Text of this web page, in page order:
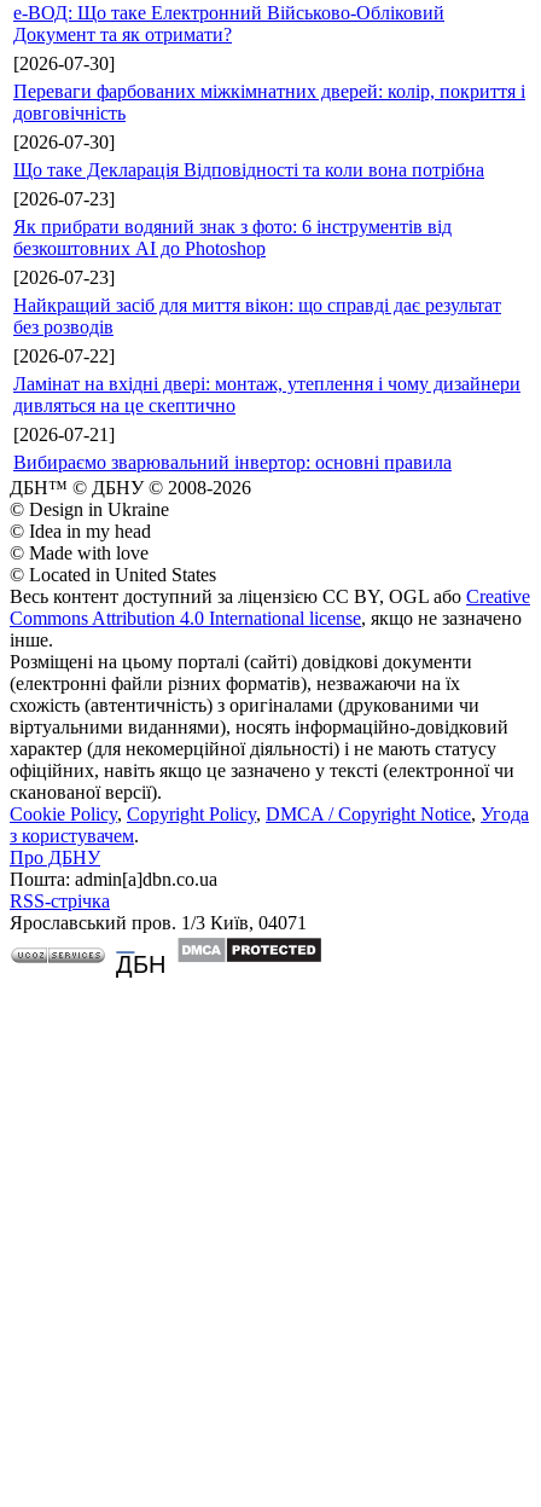
е-ВОД: Що таке Електронний Військово-Обліковий
Документ та як отримати?
[2026-07-30]
Переваги фарбованих міжкімнатних дверей: колір, покриття і
довговічність
[2026-07-30]
Що таке Декларація Відповідності та коли вона потрібна
[2026-07-23]
Як прибрати водяний знак з фото: 6 інструментів від
безкоштовних AI до Photoshop
[2026-07-23]
Найкращий засіб для миття вікон: що справді дає результат
без розводів
[2026-07-22]
Ламінат на вхідні двері: монтаж, утеплення і чому дизайнери
дивляться на це скептично
[2026-07-21]
Вибираємо зварювальний інвертор: основні правила
ДБН™ © ДБНУ © 2008-2026
© Design in Ukraine
© Idea in my head
© Made with love
© Located in United States
Весь контент доступний за ліцензією CC BY, OGL або Creative
Commons Attribution 4.0 International license, якщо не зазначено
інше.
Розміщені на цьому порталі (сайті) довідкові документи
(електронні файли різних форматів), незважаючи на їх
схожість (автентичність) з оригіналами (друкованими чи
віртуальними виданнями), носять інформаційно-довідковий
характер (для некомерційної діяльності) і не мають статусу
офіційних, навіть якщо це зазначено у тексті (електронної чи
сканованої версії).
Cookie Policy, Copyright Policy, DMCA / Copyright Notice, Угода
з користувачем.
Про ДБНУ
Пошта: admin[а]dbn.co.ua
RSS-стрічка
Ярославський пров. 1/3 Київ, 04071